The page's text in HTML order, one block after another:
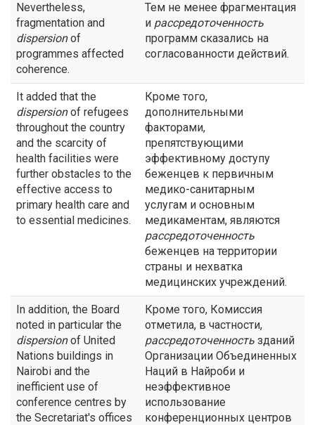
Nevertheless,
fragmentation and
dispersionof
programmes affected
coherence.
Тем не менее фрагментация
и рассредоточенность
программ сказались на
согласованности действий.
It added that the
dispersionof refugees
throughout the country
and the scarcity of
health facilities were
further obstacles to the
effective access to
primary health care and
to essential medicines.
Кроме того,
дополнительными
факторами,
препятствующими
эффективному доступу
беженцев к первичным
медико-санитарным
услугам и основным
медикаментам, являются
рассредоточенность
беженцев на территории
страны и нехватка
медицинских учреждений.
In addition, the Board
noted in particular the
dispersionof United
Nations buildings in
Nairobi and the
inefficient use of
conference centres by
the Secretariat's offices
Кроме того, Комиссия
отметила, в частности,
рассредоточенность зданий
Организации Объединенных
Наций в Найроби и
неэффективное
использование
конференционных центров